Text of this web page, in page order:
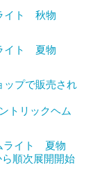
イト 秋物
イト 夏物
ップで販売され
トリックヘム
ライト 夏物
ら順次展開開始